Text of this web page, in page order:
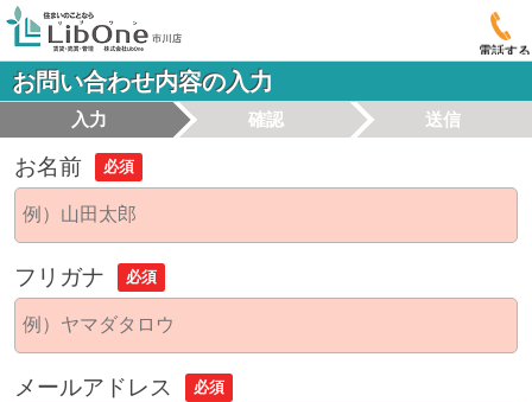
電話する
お問い合わせ内容の入力
入力 確認 送信
お名前 必須
フリガナ 必須
メールアドレス 必須